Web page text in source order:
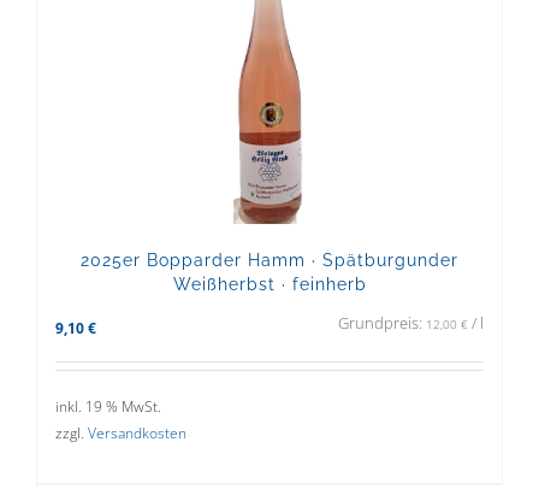
2025er Bopparder Hamm · Spätburgunder
Weißherbst · feinherb
9,10 € Grundpreis: 12,00 € / l
inkl. 19 % MwSt.
zzgl. Versandkosten